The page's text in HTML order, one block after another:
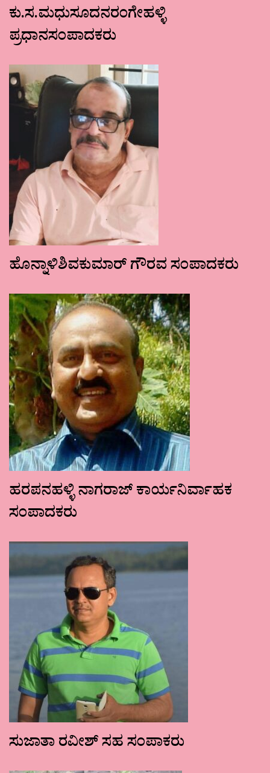
ಕು.ಸ.ಮಧುಸೂದನರಂಗೇಹಳ್ಳಿ
ಪ್ರಧಾನಸಂಪಾದಕರು
ಹೊನ್ನಾಳಿಶಿವಕುಮಾರ್ ಗೌರವ ಸಂಪಾದಕರು
ಹರಪನಹಳ್ಳಿ ನಾಗರಾಜ್ ಕಾರ್ಯನಿರ್ವಾಹಕ
ಸಂಪಾದಕರು
ಸುಜಾತಾ ರವೀಶ್ ಸಹ ಸಂಪಾಕರು